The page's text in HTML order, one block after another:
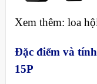
Xem thêm: loa
Đặc điểm và
15P